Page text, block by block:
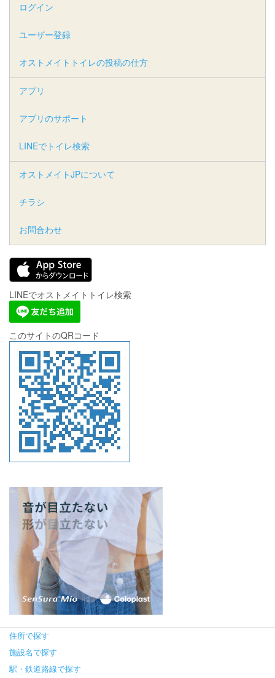
ログイン
ユーザー登録
オストメイトトイレの投稿の仕方
アプリ
アプリのサポート
LINEでトイレ検索
オストメイトJPについて
チラシ
お問合わせ
LINEでオストメイトトイレ検索
このサイトのQRコード
住所で探す
施設名で探す
駅・鉄道路線で探す